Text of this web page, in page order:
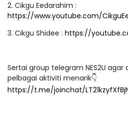
2. Cikgu Eedarahim :
https://www.youtube.com/
3. Cikgu Shidee : https://
Sertai group telegram NES2U
pelbagai aktiviti menarik👇
https://t.me/joinchat/